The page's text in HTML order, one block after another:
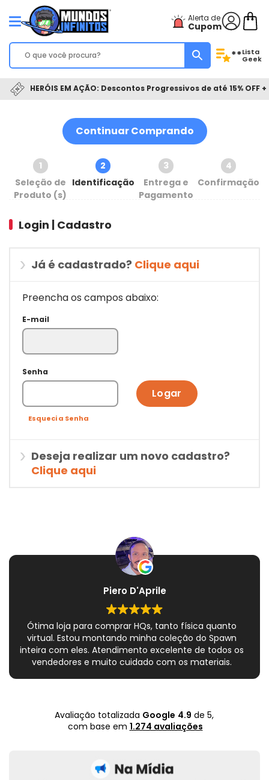
Alerta de
Cupom
**Lista
Geek
HERÓIS EM AÇÃO: Descontos Progressivos de até 15% OFF
Continuar Comprando
1
Seleção de
Produto (s)
2
Identificação
3
Entrega e
Pagamento
4
Confirmação
Login | Cadastro
Já é cadastrado? Clique aqui
Preencha os campos abaixo:
E-mail
Senha
Logar
Esqueci a Senha
Deseja realizar um novo cadastro?
Clique aqui
Piero D'Aprile
Ótima loja para comprar HQs, tanto física quanto
virtual. Estou montando minha coleção do Spawn
inteira com eles. Atendimento excelente de todos os
vendedores e muito cuidado com os materiais.
Avaliação totalizada Google 4.9 de 5,
com base em 1.274 avaliações